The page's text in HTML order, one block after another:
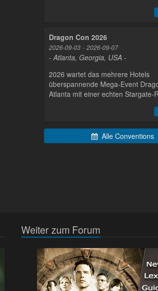
Dragon Con 2026
2026-09-03 - 2026-09-07
- Atlanta, Georgia, USA -
2026 wartet das mehrere Hotels
überspannende Mega-Event
Atlanta mit einer echten Stargate-
Alle Conventions
Weiter zum Forum